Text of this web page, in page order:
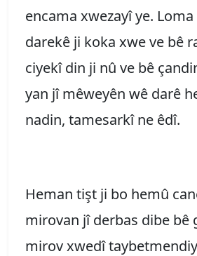
encama xwezayî ye.
darekê ji koka xwe ve bê
ciyekî din ji nû ve bê
yan jî mêweyên wê darê
nadin, tamesarkî ne êdî.
Heman tişt ji bo hemû
mirovan jî derbas dibe bê
mirov xwedî